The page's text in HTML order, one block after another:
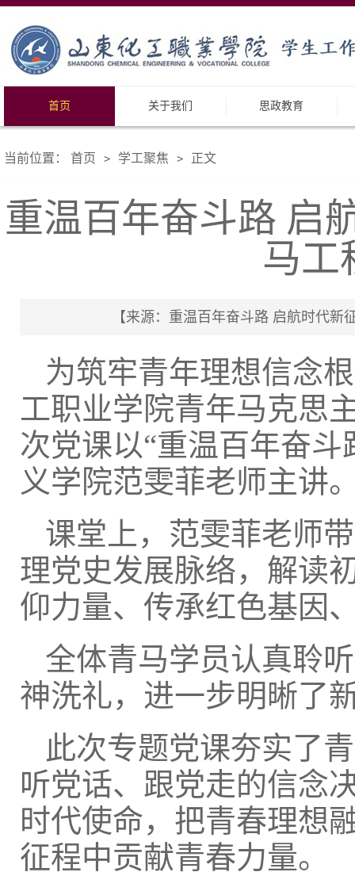
首页 关于我们 思政教育
当前位置： 首页 > 学工聚焦 > 正文
重温百年奋斗路 启
马工
【来源：重温百年奋斗路 启航时代
为筑牢青年理想信念
工职业学院青年马克思
次党课以“重温百年奋
义学院范雯菲老师主讲
课堂上，范雯菲老师
理党史发展脉络，解读
仰力量、传承红色基因
全体青马学员认真聆
神洗礼，进一步明晰了
此次专题党课夯实了
听党话、跟党走的信念
时代使命，把青春理想
征程中贡献青春力量。